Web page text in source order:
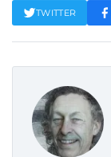
TWITTER